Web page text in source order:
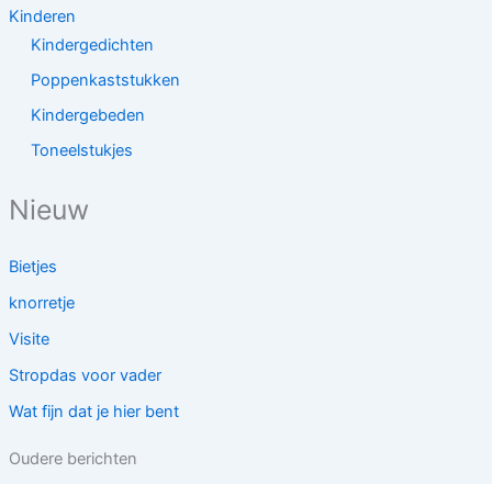
Kinderen
Kindergedichten
Poppenkaststukken
Kindergebeden
Toneelstukjes
Nieuw
Bietjes
knorretje
Visite
Stropdas voor vader
Wat fijn dat je hier bent
Oudere berichten